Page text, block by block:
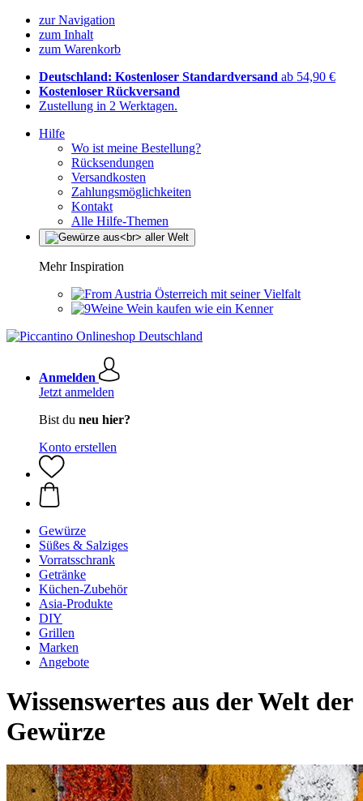
zur Navigation
zum Inhalt
zum Warenkorb
Deutschland: Kostenloser Standardversand ab 54,90 €
Kostenloser Rückversand
Zustellung in 2 Werktagen.
Hilfe
Wo ist meine Bestellung?
Rücksendungen
Versandkosten
Zahlungsmöglichkeiten
Kontakt
Alle Hilfe-Themen
Mehr Inspiration
Österreich mit seiner Vielfalt
Wein kaufen wie ein Kenner
Anmelden
Jetzt anmelden
Bist du neu hier?
Konto erstellen
Gewürze
Süßes & Salziges
Vorratsschrank
Getränke
Küchen-Zubehör
Asia-Produkte
DIY
Grillen
Marken
Angebote
Wissenswertes aus der Welt der
Gewürze